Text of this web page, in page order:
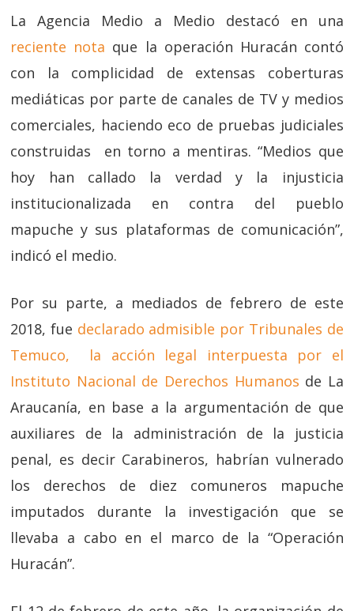
La Agencia Medio a Medio destacó en una
reciente nota que la operación Huracán contó
con la complicidad de extensas coberturas
mediáticas por parte de canales de TV y medios
comerciales, haciendo eco de pruebas judiciales
construidas en torno a mentiras. “Medios que
hoy han callado la verdad y la injusticia
institucionalizada en contra del pueblo
mapuche y sus plataformas de comunicación”,
indicó el medio.
Por su parte, a mediados de febrero de este
2018, fue declarado admisible por Tribunales de
Temuco, la acción legal interpuesta por el
Instituto Nacional de Derechos Humanos de La
Araucanía, en base a la argumentación de que
auxiliares de la administración de la justicia
penal, es decir Carabineros, habrían vulnerado
los derechos de diez comuneros mapuche
imputados durante la investigación que se
llevaba a cabo en el marco de la “Operación
Huracán”.